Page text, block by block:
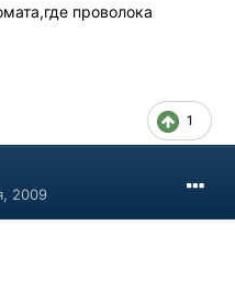
проволока
1
2009